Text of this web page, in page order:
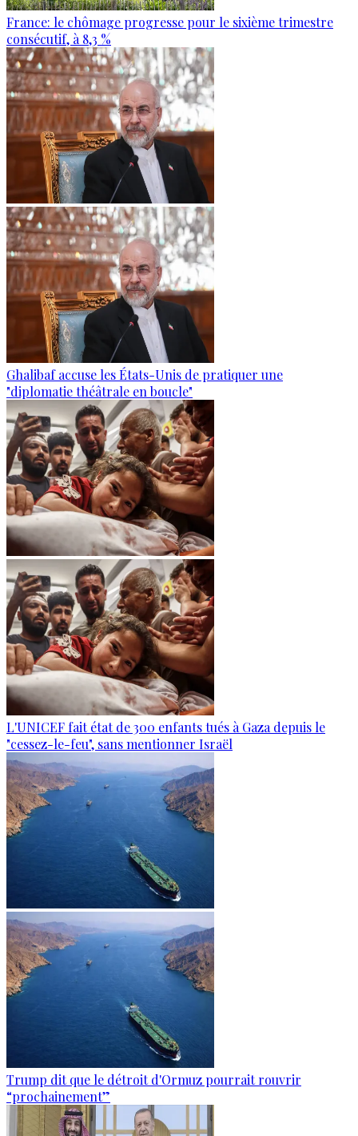
France: le chômage progresse pour le sixième trimestre
consécutif, à 8,3 %
Ghalibaf accuse les États-Unis de pratiquer une
"diplomatie théâtrale en boucle"
L'UNICEF fait état de 300 enfants tués à Gaza depuis le
"cessez-le-feu", sans mentionner Israël
Trump dit que le détroit d'Ormuz pourrait rouvrir
“prochainement”